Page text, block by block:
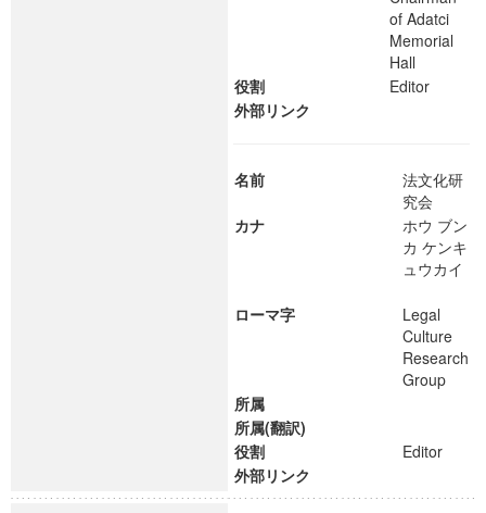
of Adatci
Memorial
Hall
役割
Editor
外部リンク
名前
法文化研
究会
カナ
ホウ ブン
カ ケンキ
ュウカイ
ローマ字
Legal
Culture
Research
Group
所属
所属(翻訳)
役割
Editor
外部リンク